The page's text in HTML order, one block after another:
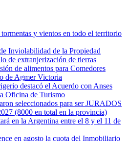
y vientos en todo el territorio
Inviolabilidad de la Propiedad
de extranjerización de tierras
de alimentos para Comedores
de Agmer Victoria
destacó el Acuerdo con Anses
Oficina de Turismo
seleccionados para ser JURADOS
(8000 en total en la provincia)
en la Argentina entre el 8 y el 11 de
en agosto la cuota del Inmobiliario